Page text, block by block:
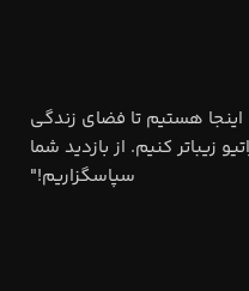
هستیم تا فضای زندگی
زیباتر کنیم. از بازدید شما
سپاسگزاریم!"